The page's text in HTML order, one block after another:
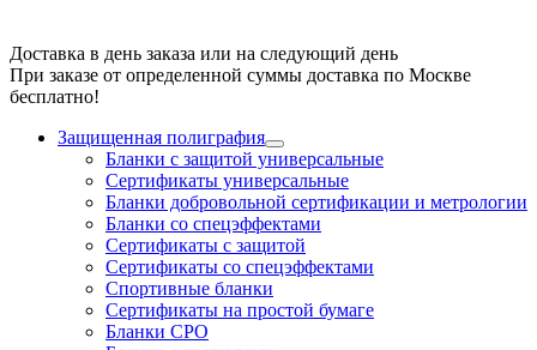
Доставка в день заказа или на следующий день
При заказе от определенной суммы доставка по Москве
бесплатно!
Защищенная полиграфия
Бланки с защитой универсальные
Сертификаты универсальные
Бланки добровольной сертификации и метрологии
Бланки со спецэффектами
Сертификаты с защитой
Сертификаты со спецэффектами
Спортивные бланки
Cертификаты на простой бумаге
Бланки СРО